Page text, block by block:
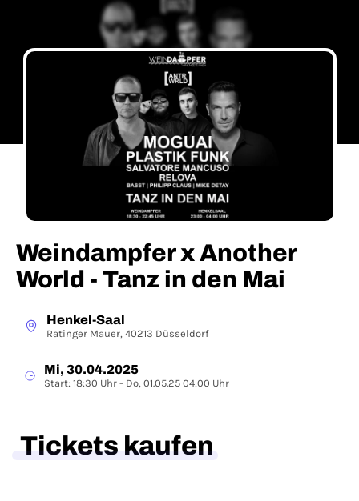
Weindampfer x Another
World - Tanz in den Mai
Henkel-Saal
Ratinger Mauer, 40213 Düsseldorf
Mi, 30.04.2025
Start: 18:30 Uhr - Do, 01.05.25 04:00 Uhr
Tickets kaufen